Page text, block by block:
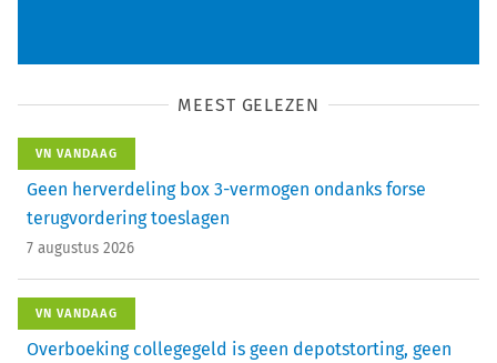
MEEST GELEZEN
VN VANDAAG
Geen herverdeling box 3-vermogen ondanks forse
terugvordering toeslagen
7 augustus 2026
VN VANDAAG
Overboeking collegegeld is geen depotstorting, geen